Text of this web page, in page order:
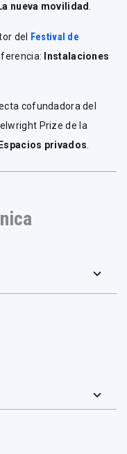
nueva movilidad
del
Festival de
Instalaciones
cofundadora del
Prize de la
Espacios privados